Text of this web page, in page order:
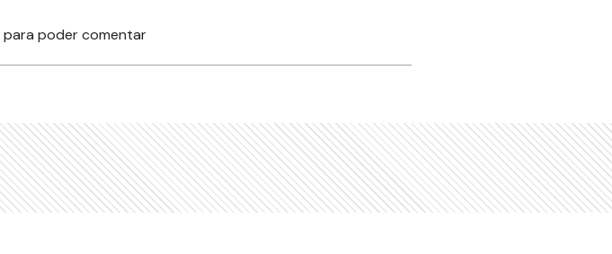
para poder comentar